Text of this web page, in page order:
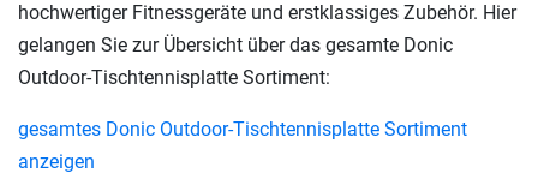
hochwertiger Fitnessgeräte und erstklassiges Zubehör. Hier
gelangen Sie zur Übersicht über das gesamte Donic
Outdoor-Tischtennisplatte Sortiment:
gesamtes Donic Outdoor-Tischtennisplatte Sortiment
anzeigen